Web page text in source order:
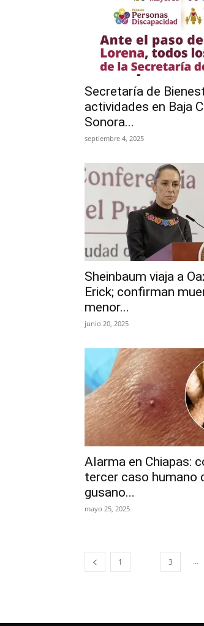
Secretaría de
actividades en Baja
Sonora...
septiembre 4, 2025
Sheinbaum viaja a
Erick; confirman
menor...
junio 20, 2025
Alarma en Chiapas:
tercer caso humano
gusano...
mayo 25, 2025
1 3 ...